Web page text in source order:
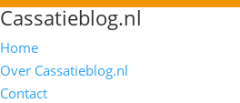
Cassatieblog.nl
Home
Over Cassatieblog.nl
Contact